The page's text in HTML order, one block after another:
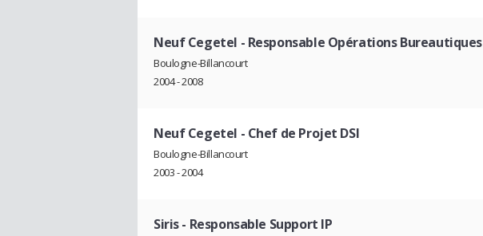
Neuf Cegetel - Responsable Opérations Bureautiques
Boulogne-Billancourt
2004 - 2008
Neuf Cegetel - Chef de Projet DSI
Boulogne-Billancourt
2003 - 2004
Siris- Responsable Support IP